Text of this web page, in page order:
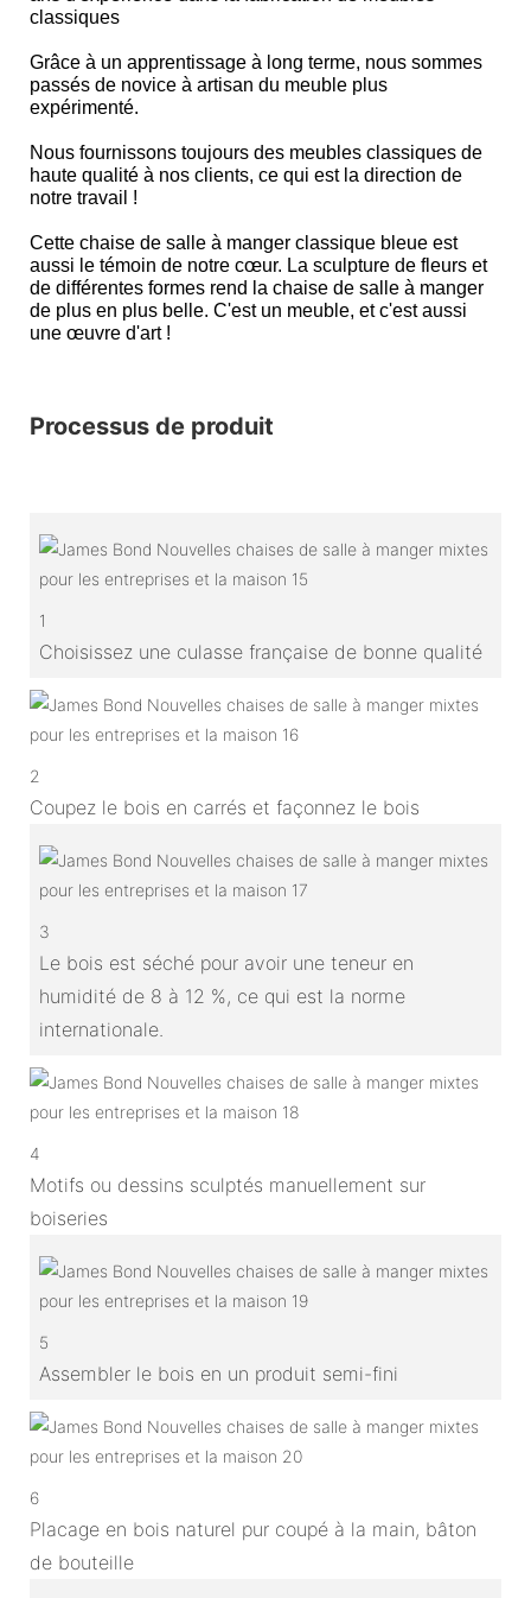
classiques
Grâce à un apprentissage à long terme, nous sommes
passés de novice à artisan du meuble plus
expérimenté.
Nous fournissons toujours des meubles classiques de
haute qualité à nos clients, ce qui est la direction de
notre travail !
Cette chaise de salle à manger classique bleue est
aussi le témoin de notre cœur. La sculpture de fleurs et
de différentes formes rend la chaise de salle à manger
de plus en plus belle. C'est un meuble, et c'est aussi
une œuvre d'art !
Processus de produit
1
Choisissez une culasse française de bonne qualité
2
Coupez le bois en carrés et façonnez le bois
3
Le bois est séché pour avoir une teneur en
humidité de 8 à 12 %, ce qui est la norme
internationale.
4
Motifs ou dessins sculptés manuellement sur
boiseries
5
Assembler le bois en un produit semi-fini
6
Placage en bois naturel pur coupé à la main, bâton
de bouteille